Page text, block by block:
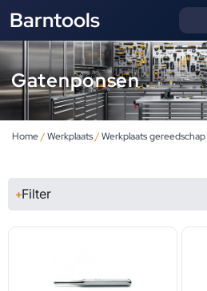
Barntools
Gatenponsen
Home/Werkplaats/Werkplaats gereedschap
Filter